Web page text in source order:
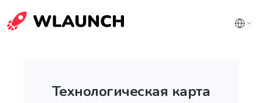
Технологическая карта